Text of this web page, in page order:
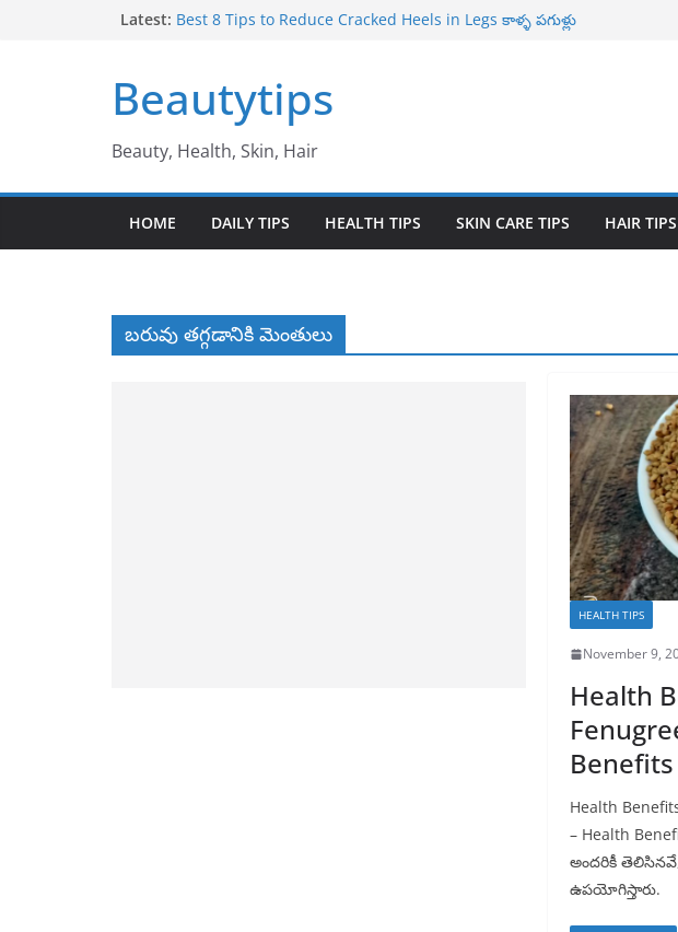
Latest: Best 8 Tips to Reduce Cracked Heels in Legs కాళ్ళ పగుళ్లు
Amazing Tips to Cure White Hair to Black Hair Naturally తెల్ల
జుట్టు నల్లగా మారాలంటే
Best Amazing Health Benefits of Vavilaku వావిలాకు
ఉపయోగాలు
Beautytips
Beauty, Health, Skin, Hair
HOME DAILY TIPS HEALTH TIPS SKIN CARE TIPS HAIR TIPS
బరువు తగ్గడానికి మెంతులు
HEALTH TIPS
November 9,
Health
Benefits
Health
– Health
అందరికీ
ఉపయోగిస్తారు.